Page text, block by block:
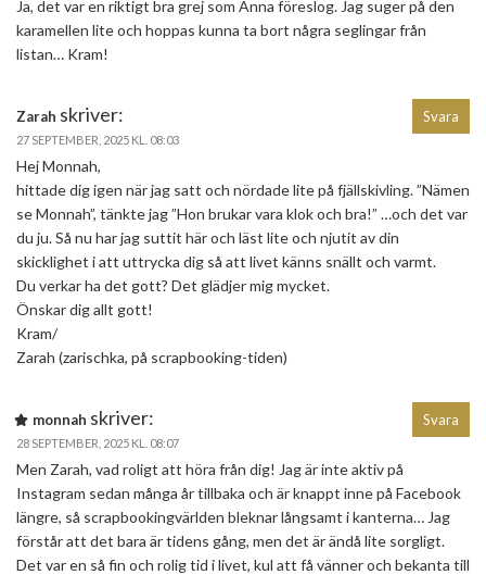
Ja, det var en riktigt bra grej som Anna föreslog. Jag suger på den
karamellen lite och hoppas kunna ta bort några seglingar från
listan… Kram!
Zarah skriver:
27 SEPTEMBER, 2025 KL. 08:03
Hej Monnah,
hittade dig igen när jag satt och nördade lite på fjällskivling. ”Nämen
se Monnah”, tänkte jag ”Hon brukar vara klok och bra!” …och det var
du ju. Så nu har jag suttit här och läst lite och njutit av din
skicklighet i att uttrycka dig så att livet känns snällt och varmt.
Du verkar ha det gott? Det glädjer mig mycket.
Önskar dig allt gott!
Kram/
Zarah (zarischka, på scrapbooking-tiden)
Svara
monnah skriver:
28 SEPTEMBER, 2025 KL. 08:07
Men Zarah, vad roligt att höra från dig! Jag är inte aktiv på
Instagram sedan många år tillbaka och är knappt inne på Facebook
längre, så scrapbookingvärlden bleknar långsamt i kanterna… Jag
förstår att det bara är tidens gång, men det är ändå lite sorgligt.
Det var en så fin och rolig tid i livet, kul att få vänner och bekanta till
Svara